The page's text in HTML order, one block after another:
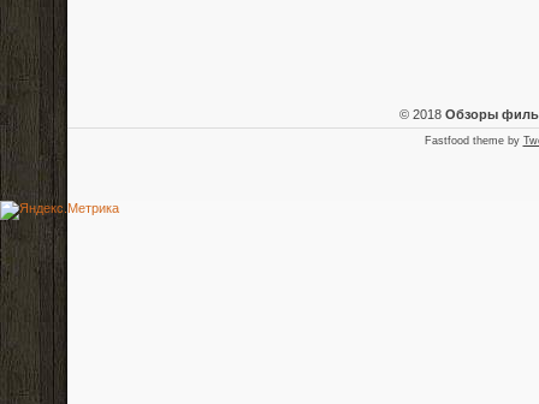
© 2018 Обзоры
Fastfood theme by